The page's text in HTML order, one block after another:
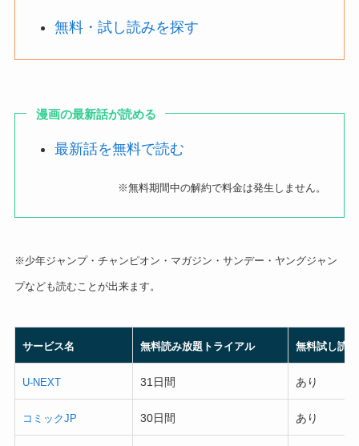
無料・試し読みを探す
漫画の最新話が読める
最新話を無料で読む
※無料期間中の解約で料金は発生しません。
※少年ジャンプ・チャンピオン・マガジン・サンデー・ヤングジャン
プなども読むことが出来ます。
サービス名 無料読み放題トライアル 無料試し読み
U-NEXT 31日間 あり
コミックJP 30日間 あり